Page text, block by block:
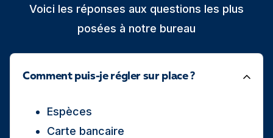
Voici les réponses aux questions les plus
posées à notre bureau
Comment puis-je régler sur place ?
Espèces
Carte bancaire